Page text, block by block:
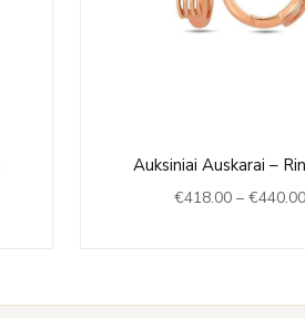
Auksiniai Auskarai –
€418.00 – €440.00